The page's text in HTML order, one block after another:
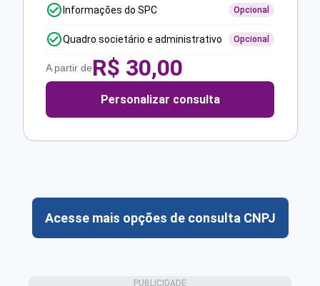
Informações do SPC Opcional
Quadro societário e administrativo Opcional
A partir deR$ 30,00
Personalizar consulta
Acesse mais opções de consulta CNPJ